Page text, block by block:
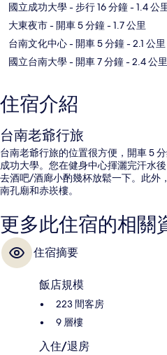
國立成功大學- 步行 16 分鐘- 1.4 公
大東夜市- 開車 5 分鐘- 1.7 公里
台南文化中心- 開車 5 分鐘- 2.1 公里
國立台南大學- 開車 7 分鐘- 2.4 公里
住宿介紹
台南老爺行旅
台南老爺行旅的位置很方便，開車 5
成功大學。您在健身中心揮灑完汗水
去酒吧/酒廊小酌幾杯放鬆一下。此外
南孔廟和赤崁樓。
更多此住宿的相關
住宿摘要
飯店規模
223 間客房
9 層樓
入住/退房